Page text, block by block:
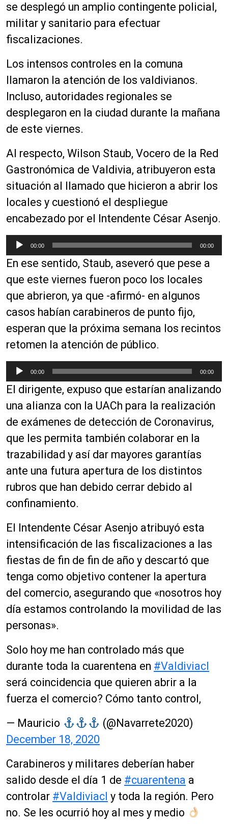
se desplegó un amplio contingente policial,
militar y sanitario para efectuar
fiscalizaciones.
Los intensos controles en la comuna
llamaron la atención de los valdivianos.
Incluso, autoridades regionales se
desplegaron en la ciudad durante la mañana
de este viernes.
Al respecto, Wilson Staub, Vocero de la Red
Gastronómica de Valdivia, atribuyeron esta
situación al llamado que hicieron a abrir los
locales y cuestionó el despliegue
encabezado por el Intendente César Asenjo.
e
p
r
d
u
c
o
r
e
u
d
i
o
00:00 00:00
En ese sentido, Staub, aseveró que pese a
que este viernes fueron poco los locales
que abrieron, ya que -afirmó- en algunos
casos habían carabineros de punto fijo,
esperan que la próxima semana los recintos
retomen la atención de público.
e
p
r
d
u
c
o
r
d
a
u
d
i
o
00:00 00:00
El dirigente, expuso que estarían analizando
una alianza con la UACh para la realización
de exámenes de detección de Coronavirus,
que les permita también colaborar en la
trazabilidad y así dar mayores garantías
ante una futura apertura de los distintos
rubros que han debido cerrar debido al
confinamiento.
El Intendente César Asenjo atribuyó esta
intensificación de las fiscalizaciones a las
fiestas de fin de fin de año y descartó que
tenga como objetivo contener la apertura
del comercio, asegurando que «nosotros hoy
día estamos controlando la movilidad de las
personas».
Solo hoy me han controlado más que
durante toda la cuarentena en #Valdiviacl
será coincidencia que quieren abrir a la
fuerza el comercio? Cómo tanto control,
— Mauricio
(@Navarrete2020)
December 18, 2020
Carabineros y militares deberían haber
salido desde el día 1 de #cuarentena a
controlar #Valdiviacl y toda la región. Pero
no. Se les ocurrió hoy al mes y medio